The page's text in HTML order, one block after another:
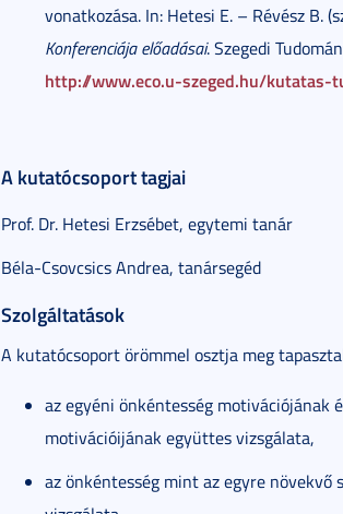
vonatkozása. In: Hetesi E. – Révész B.
Konferenciája előadásai. Szegedi
http://www.eco.u-szeged.hu/kutatas-
A kutatócsoport tagjai
Prof. Dr. Hetesi Erzsébet, egytemi tanár
Béla-Csovcsics Andrea, tanársegéd
Szolgáltatások
A kutatócsoport örömmel osztja meg
az egyéni önkéntesség motivációjának
motivációijának együttes vizsgálata,
az önkéntesség mint az egyre növekvő